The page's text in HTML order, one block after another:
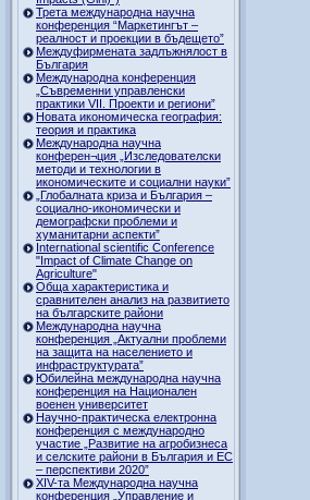
Трета международна научна
конференция “Маркетингът –
реалност и проекции в бъдещето”
Междуфирмената задлъжнялост в
България
Международна конференция
„Съвременни управленски
практики VII. Проекти и региони”
Новата икономическа география:
теория и практика
Международна научна
конферен¬ция „Изследователски
методи и технологии в
икономическите и социални науки”
„Глобалната криза и България –
социално-икономически и
демографски проблеми и
хуманитарни аспекти”
International scientific Conference
"Impact of Climate Change on
Agriculture"
Обща характеристика и
сравнителен анализ на развитието
на българските райони
Международна научна
конференция „Актуални проблеми
на защита на населението и
инфраструктурата”
Юбилейна международна научна
конференция на Национален
военен университет
Научно-практическа електронна
конференция с международно
участие „Развитие на агробизнеса
и селските райони в България и ЕС
– перспективи 2020”
XIV-та Международна научна
конференция „Управление и